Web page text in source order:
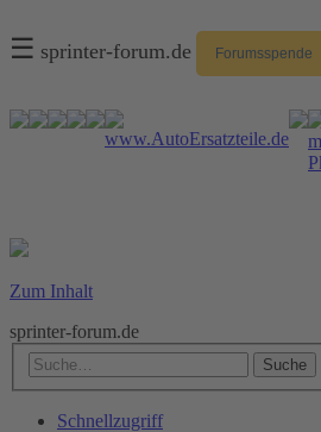
☰ sprinter-forum.de Forumsspende
Zum Inhalt
sprinter-forum.de
Suche
Schnellzugriff